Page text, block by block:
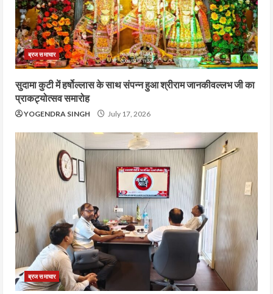
ब्रज समाचार
सुदामा कुटी में हर्षोल्लास के साथ संपन्न हुआ श्रीराम जानकीवल्लभ जी का
प्राकट्योत्सव समारोह
YOGENDRA SINGH July 17, 2026
ब्रज समाचार